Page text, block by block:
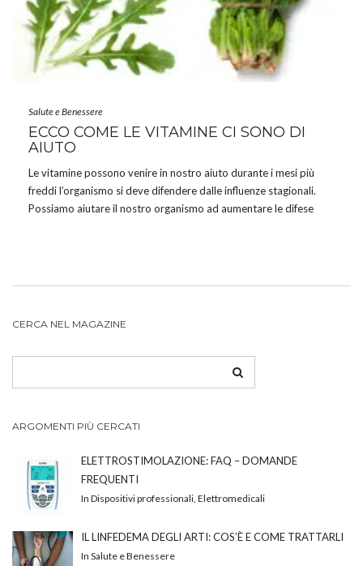
Salute e Benessere
ECCO COME LE VITAMINE CI SONO DI
AIUTO
Le vitamine possono venire in nostro aiuto durante i mesi più
freddi l’organismo si deve difendere dalle influenze stagionali.
Possiamo aiutare il nostro organismo ad aumentare le difese
CERCA NEL MAGAZINE
ARGOMENTI PIÙ CERCATI
ELETTROSTIMOLAZIONE: FAQ – DOMANDE
FREQUENTI
In Dispositivi professionali, Elettromedicali
IL LINFEDEMA DEGLI ARTI: COS’È E COME TRATTARLI
In Salute e Benessere